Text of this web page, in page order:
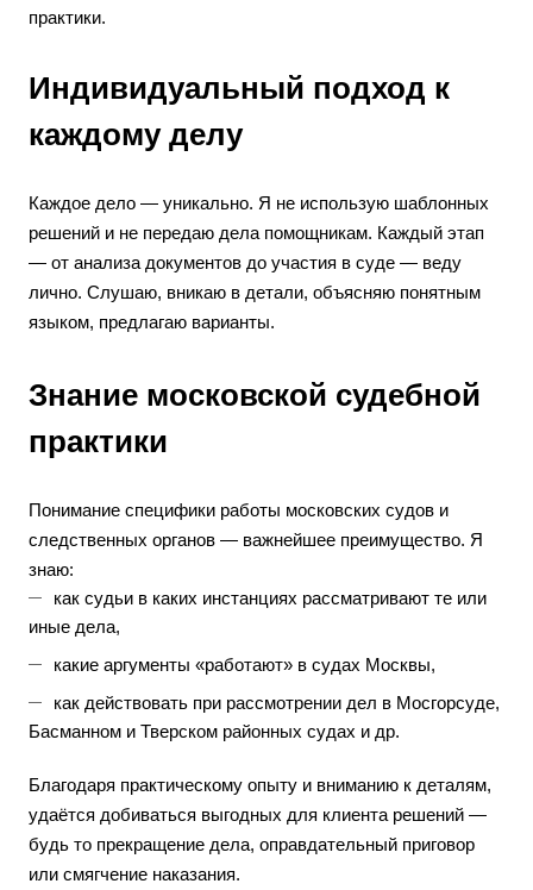
практики.
Индивидуальный подход к
каждому делу
Каждое дело — уникально. Я не использую шаблонных
решений и не передаю дела помощникам. Каждый этап
— от анализа документов до участия в суде — веду
лично. Слушаю, вникаю в детали, объясняю понятным
языком, предлагаю варианты.
Знание московской судебной
практики
Понимание специфики работы московских судов и
следственных органов — важнейшее преимущество. Я
знаю:
как судьи в каких инстанциях рассматривают те или
иные дела,
какие аргументы «работают» в судах Москвы,
как действовать при рассмотрении дел в Мосгорсуде,
Басманном и Тверском районных судах и др.
Благодаря практическому опыту и вниманию к деталям,
удаётся добиваться выгодных для клиента решений —
будь то прекращение дела, оправдательный приговор
или смягчение наказания.